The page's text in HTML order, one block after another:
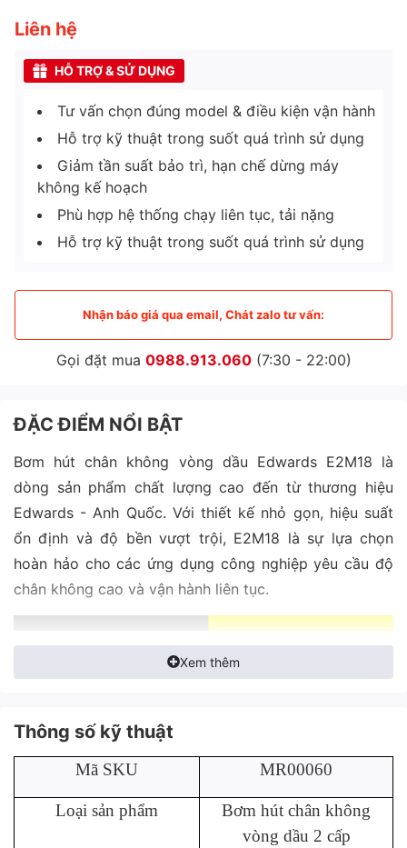
Liên hệ
HỖ TRỢ & SỬ DỤNG
Tư vấn chọn đúng model & điều kiện vận hành
Hỗ trợ kỹ thuật trong suốt quá trình sử dụng
Giảm tần suất bảo trì, hạn chế dừng máy
không kế hoạch
Phù hợp hệ thống chạy liên tục, tải nặng
Hỗ trợ kỹ thuật trong suốt quá trình sử dụng
Nhận báo giá qua email, Chát zalo tư vấn:
Gọi đặt mua 0988.913.060(7:30 - 22:00)
ĐẶC ĐIỂM NỔI BẬT
Bơm hút chân không vòng dầu Edwards E2M18 là
dòng sản phẩm chất lượng cao đến từ thương hiệu
Edwards - Anh Quốc. Với thiết kế nhỏ gọn, hiệu suất
ổn định và độ bền vượt trội, E2M18 là sự lựa chọn
hoàn hảo cho các ứng dụng công nghiệp yêu cầu độ
chân không cao và vận hành liên tục.
Xem thêm
Thông số kỹ thuật
Mã SKU MR00060
Loại sản phẩm
Bơm hút chân không
vòng dầu 2 cấp